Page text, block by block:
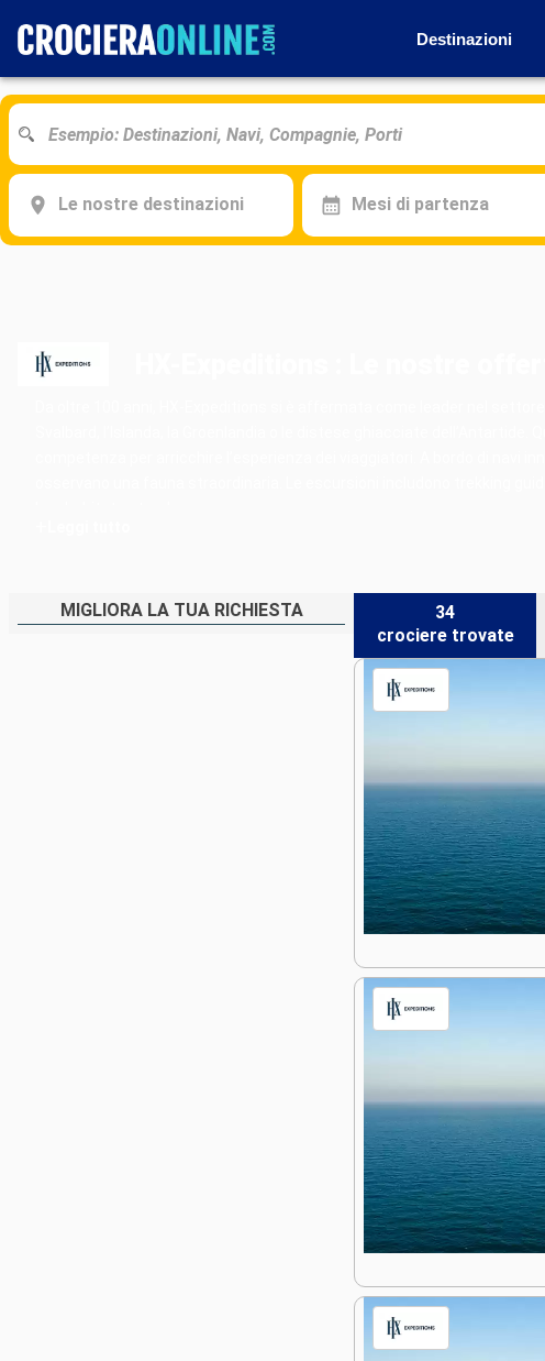
Destinazioni
Le nostre destinazioni Mesi di partenza
MIGLIORA LA TUA RICHIESTA
34
crociere trovate